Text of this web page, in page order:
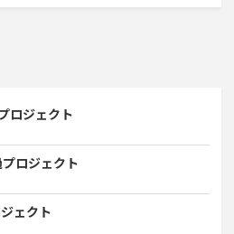
ロジェクト
ロジェクト
ェクト